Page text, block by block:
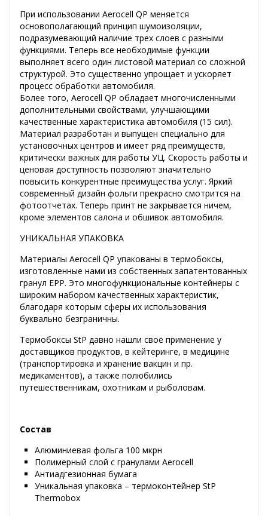
При использовании Aerocell QP меняется
основополагающий принцип шумоизоляции,
подразумевающий наличие трех слоев с разными
функциями. Теперь все необходимые функции
выполняет всего один листовой материал со сложной
структурой. Это существенно упрощает и ускоряет
процесс обработки автомобиля.
Более того, Aerocell QP обладает многочисленными
дополнительными свойствами, улучшающими
качественные характеристика автомобиля (15 сил).
Материал разработан и выпущен специально для
установочных центров и имеет ряд преимуществ,
критически важных для работы УЦ. Скорость работы и
ценовая доступность позволяют значительно
повысить конкурентные преимущества услуг. Яркий
современный дизайн фольги прекрасно смотрится на
фотоотчетах. Теперь принт не закрывается ничем,
кроме элементов салона и обшивок автомобиля.
УНИКАЛЬНАЯ УПАКОВКА
Материалы Aerocell QP упакованы в термобоксы,
изготовленные нами из собственных запатентованных
гранул EPP. Это многофункциональные контейнеры с
широким набором качественных характеристик,
благодаря которым сферы их использования
буквально безграничны.
Термобоксы StP давно нашли своё применение у
доставщиков продуктов, в кейтеринге, в медицине
(транспортировка и хранение вакцин и пр.
медикаментов), а также полюбились
путешественникам, охотникам и рыболовам.
Cостав
Алюминиевая фольга 100 мкрн
Полимерный слой с гранулами Aerocell
Антиадгезионная бумага
Уникальная упаковка – термоконтейнер StP
Thermobox